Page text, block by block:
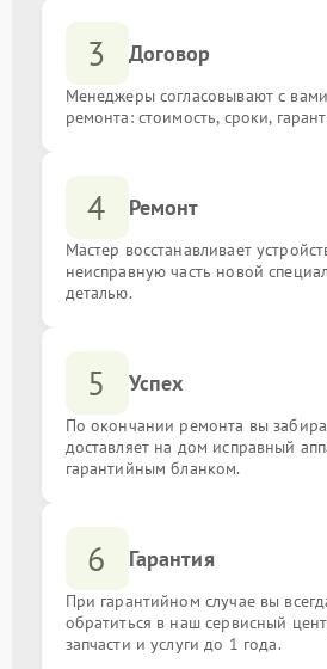
3 Договор
Менеджеры согласовывают с
ремонта: стоимость, сроки,
4 Ремонт
Мастер восстанавливает
неисправную часть новой
деталью.
5 Успех
По окончании ремонта вы
доставляет на дом исправный
гарантийным бланком.
6 Гарантия
При гарантийном случае вы
обратиться в наш сервисный
запчасти и услуги до 1 года.